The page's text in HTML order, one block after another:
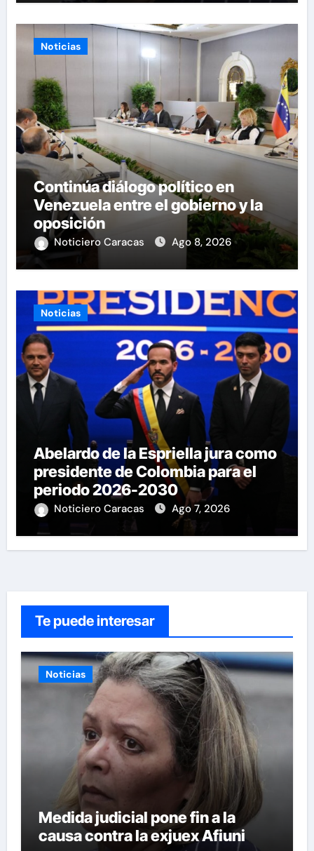
Noticias
Continúa diálogo político en
Venezuela entre el gobierno y la
oposición
Noticiero Caracas Ago 8, 2026
Noticias
Abelardo de la Espriella jura como
presidente de Colombia para el
periodo 2026-2030
Noticiero Caracas Ago 7, 2026
Te puede interesar
Noticias
Medida judicial pone fin a la
causa contra la exjuex Afiuni